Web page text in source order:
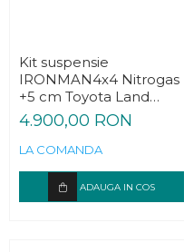
Kit suspensie
IRONMAN4x4 Nitrogas
+5 cm Toyota Land
Cruiser Prado J90 scurt
4.900,00 RON
LA COMANDA
ADAUGA IN COS